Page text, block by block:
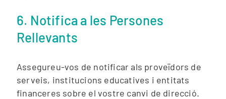
6. Notifica a les Persones
Rellevants
Assegureu-vos de notificar als proveïdors de
serveis, institucions educatives i entitats
financeres sobre el vostre canvi de direcció.